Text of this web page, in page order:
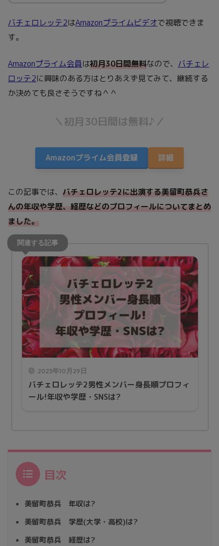
バチェロレッテ2はAmazonプライムビデオで視聴できま
す。
Amazonプライム会員は初月30日間無料なので、 バチェレ
ロッテ2に興味のある方はとりあえず見てみて、継続する
か決めても良さそうですね＾＾
＼初月30日間は無料♪／
Amazonプライム会員登録 詳細
この記事では、 バチェロレッテ2に出演する美留町恭兵さ
んの年収や学歴、経歴などのプロフィールについてまとめ
ました。
2023年10月29日
バチェロレッテ2男性メンバー身長順プロフィ
ール!年収や学歴・SNSは?
目次
美留町恭兵 年収は?
美留町恭兵 学歴(大学・高校)は?
美留町恭兵 経歴は?